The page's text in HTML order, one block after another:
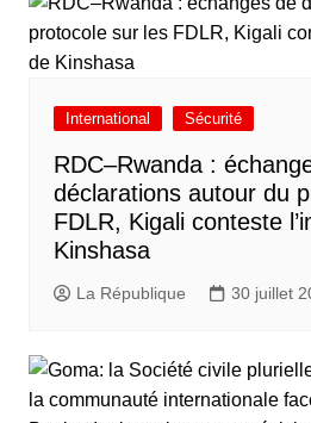
International Sécurité
RDC–Rwanda :
déclarations autour du
FDLR, Kigali conteste
Kinshasa
La République 30 juillet